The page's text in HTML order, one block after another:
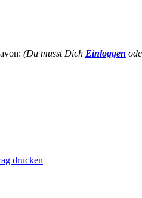
(Du musst Dich Einloggen
drucken